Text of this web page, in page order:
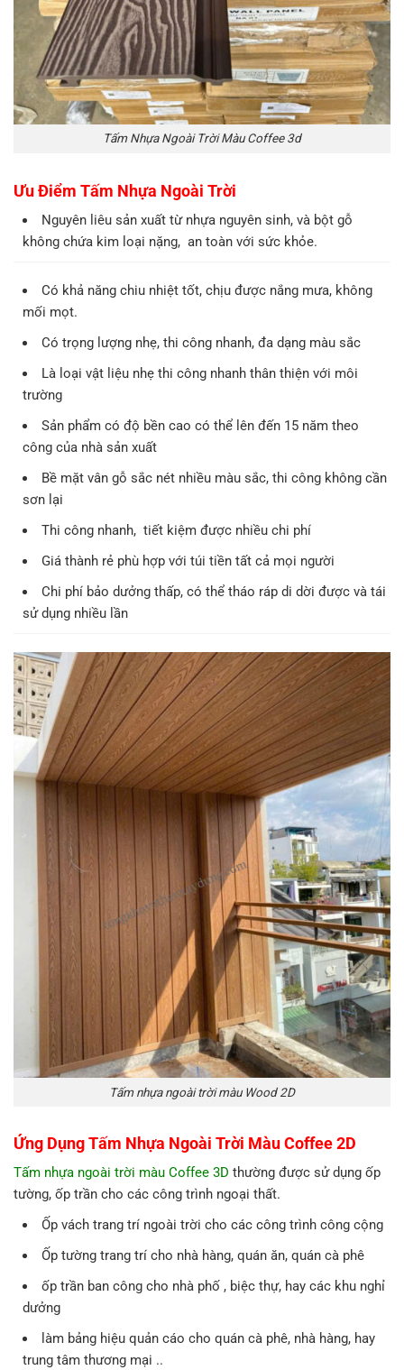
Tấm Nhựa Ngoài Trời Màu Coffee 3d
Ưu Điểm Tấm Nhựa Ngoài Trời
Nguyên liêu sản xuất từ nhựa nguyên sinh, và bột gỗ
không chứa kim loại nặng, an toàn với sức khỏe.
Có khả năng chiu nhiệt tốt, chịu được nắng mưa, không
mối mọt.
Có trọng lượng nhẹ, thi công nhanh, đa dạng màu sắc
Là loại vật liệu nhẹ thi công nhanh thân thiện với môi
trường
Sản phẩm có độ bền cao có thể lên đến 15 năm theo
công của nhà sản xuất
Bề mặt vân gỗ sắc nét nhiều màu sắc, thi công không cần
sơn lại
Thi công nhanh, tiết kiệm được nhiều chi phí
Giá thành rẻ phù hợp với túi tiền tất cả mọi người
Chi phí bảo dưởng thấp, có thể tháo ráp di dời được và tái
sử dụng nhiều lần
Tấm nhựa ngoài trời màu Wood 2D
Ứng Dụng Tấm Nhựa Ngoài Trời Màu Coffee 2D
Tấm nhựa ngoài trời màu Coffee 3D thường được sử dụng ốp
tường, ốp trần cho các công trình ngoại thất.
Ốp vách trang trí ngoài trời cho các công trình công cộng
Ốp tường trang trí cho nhà hàng, quán ăn, quán cà phê
ốp trần ban công cho nhà phố , biệc thự, hay các khu nghỉ
dưởng
làm bảng hiệu quản cáo cho quán cà phê, nhà hàng, hay
trung tâm thương mại ..